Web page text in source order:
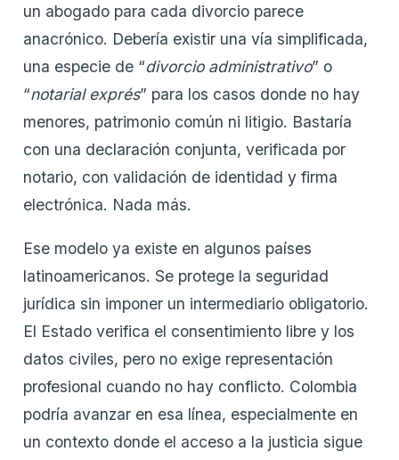
un abogado para cada divorcio parece
anacrónico. Debería existir una vía simplificada,
una especie de “divorcio administrativo” o
“notarial exprés” para los casos donde no hay
menores, patrimonio común ni litigio. Bastaría
con una declaración conjunta, verificada por
notario, con validación de identidad y firma
electrónica. Nada más.
Ese modelo ya existe en algunos países
latinoamericanos. Se protege la seguridad
jurídica sin imponer un intermediario obligatorio.
El Estado verifica el consentimiento libre y los
datos civiles, pero no exige representación
profesional cuando no hay conflicto. Colombia
podría avanzar en esa línea, especialmente en
un contexto donde el acceso a la justicia sigue